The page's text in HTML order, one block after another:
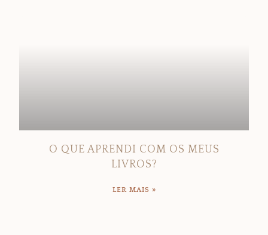
O QUE APRENDI COM OS MEUS
LIVROS?
LER MAIS »